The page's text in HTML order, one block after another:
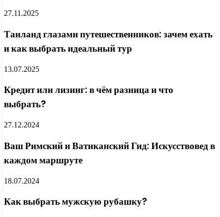
27.11.2025
Таиланд глазами путешественников: зачем ехать
и как выбрать идеальный тур
13.07.2025
Кредит или лизинг: в чём разница и что
выбрать?
27.12.2024
Ваш Римский и Ватиканский Гид: Искусствовед в
каждом маршруте
18.07.2024
Как выбрать мужскую рубашку?